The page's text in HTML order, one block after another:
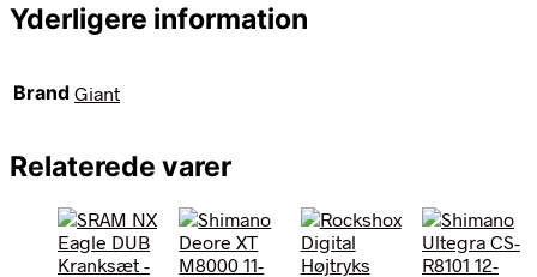
Yderligere information
Brand Giant
Relaterede varer